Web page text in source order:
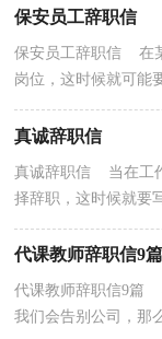
保安员工辞职信
保安员工辞职信 在
岗位，这时候就可能
适呢？以下是小编帮
真诚辞职信
真诚辞职信 当在工
择辞职，这时候就要
代课教师辞职信9篇
代课教师辞职信9篇
我们会告别公司，那